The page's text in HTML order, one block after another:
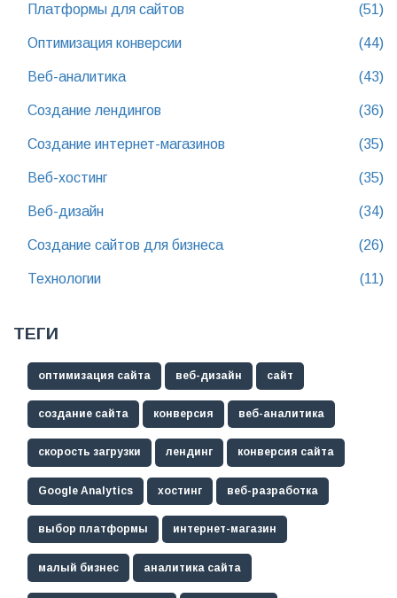
Платформы для сайтов (51)
Оптимизация конверсии (44)
Веб-аналитика (43)
Создание лендингов (36)
Создание интернет-магазинов (35)
Веб-хостинг (35)
Веб-дизайн (34)
Создание сайтов для бизнеса (26)
Технологии (11)
ТЕГИ
оптимизация сайта веб-дизайн сайт
создание сайта конверсия веб-аналитика
скорость загрузки лендинг конверсия сайта
Google Analytics хостинг веб-разработка
выбор платформы интернет-магазин
малый бизнес аналитика сайта